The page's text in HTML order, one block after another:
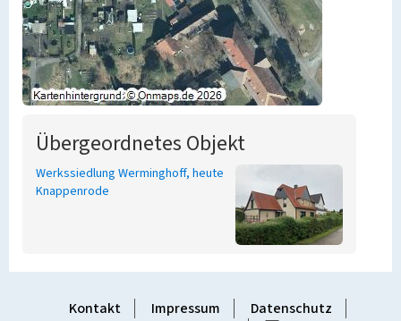
Übergeordnetes Objekt
Werkssiedlung Werminghoff, heute
Knappenrode
Kontakt Impressum
Datenschutz